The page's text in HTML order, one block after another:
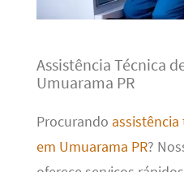
Assistência Técnica
Umuarama PR
Procurando assistência
em Umuarama PR?